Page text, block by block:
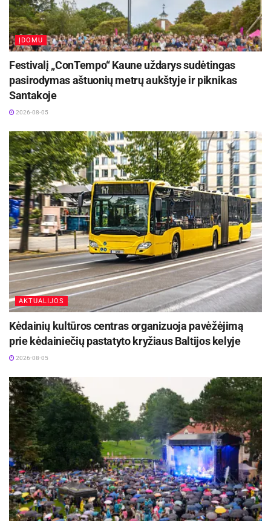
ĮDOMU
Festivalį „ConTempo“ Kaune uždarys sudėtingas
pasirodymas aštuonių metrų aukštyje ir piknikas
Santakoje
2026-08-05
AKTUALIJOS
Kėdainių kultūros centras organizuoja pavėžėjimą
prie kėdainiečių pastatyto kryžiaus Baltijos kelyje
2026-08-05